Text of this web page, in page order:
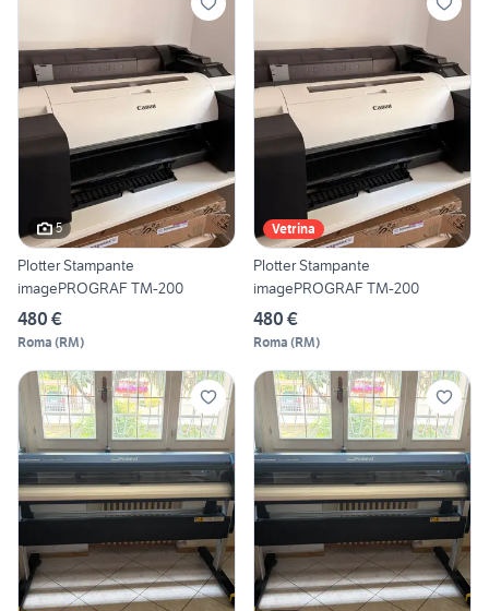
5
Plotter Stampante
imagePROGRAF TM-200
480 €
Roma (RM)
Vetrina
Plotter Stampante
imagePROGRAF TM-200
480 €
Roma (RM)